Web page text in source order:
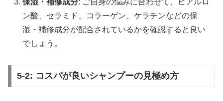
ン酸、セラミド、コラーゲン、ケラチンなどの保
湿・補修成分が配合されているかを確認すると良い
でしょう。
5-2: コスパが良いシャンプーの見極め方